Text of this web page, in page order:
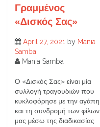
Γραμμένος
«Δισκός Σας»
April 27, 2021 by Mania
Samba
Mania Samba
Ο «Δισκός Σας» είναι μία
συλλογή τραγουδιών που
κυκλοφόρησε με την αγάπη
και τη συνδρομή των φίλων
μας μέσω της διαδικασίας